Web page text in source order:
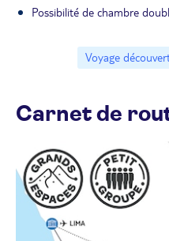
Possibilité de chambre
Voyage
Carnet de